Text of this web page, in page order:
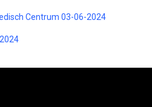
Centrum 03-06-2024